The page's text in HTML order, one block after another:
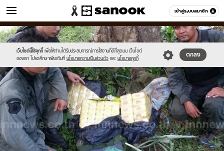
เข้าสู่ระบบสมาชิก
ข่าว หมวดอื่นๆ
เว็บไซต์นี้ใช้คุกกี้ เพื่อให้ท่านได้รับประสบการณ์การใช้งานที่ดีที่สุดบน เว็บไซต์
ของเรา โปรดศึกษาเพิ่มเติมที่ นโยบายความเป็นส่วนตัว และ นโยบายคุกกี้
ตกลง
Sanook
//s.isanook.com/sr/0/images/logo-
new-
sanook.png
600
60
//s.isanook.com/ns/0/ud/364/1823910/629525-
01.jpg